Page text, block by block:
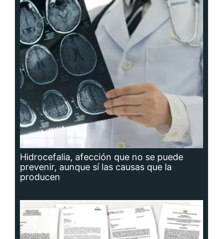
Hidrocefalia, afección que no se puede
prevenir, aunque sí las causas que la
producen